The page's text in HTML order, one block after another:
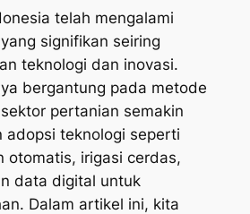
telah mengalami
signifikan seiring
teknologi dan inovasi.
bergantung pada metode
pertanian semakin
adopsi teknologi seperti
otomatis, irigasi cerdas,
data digital untuk
Dalam artikel ini, kita